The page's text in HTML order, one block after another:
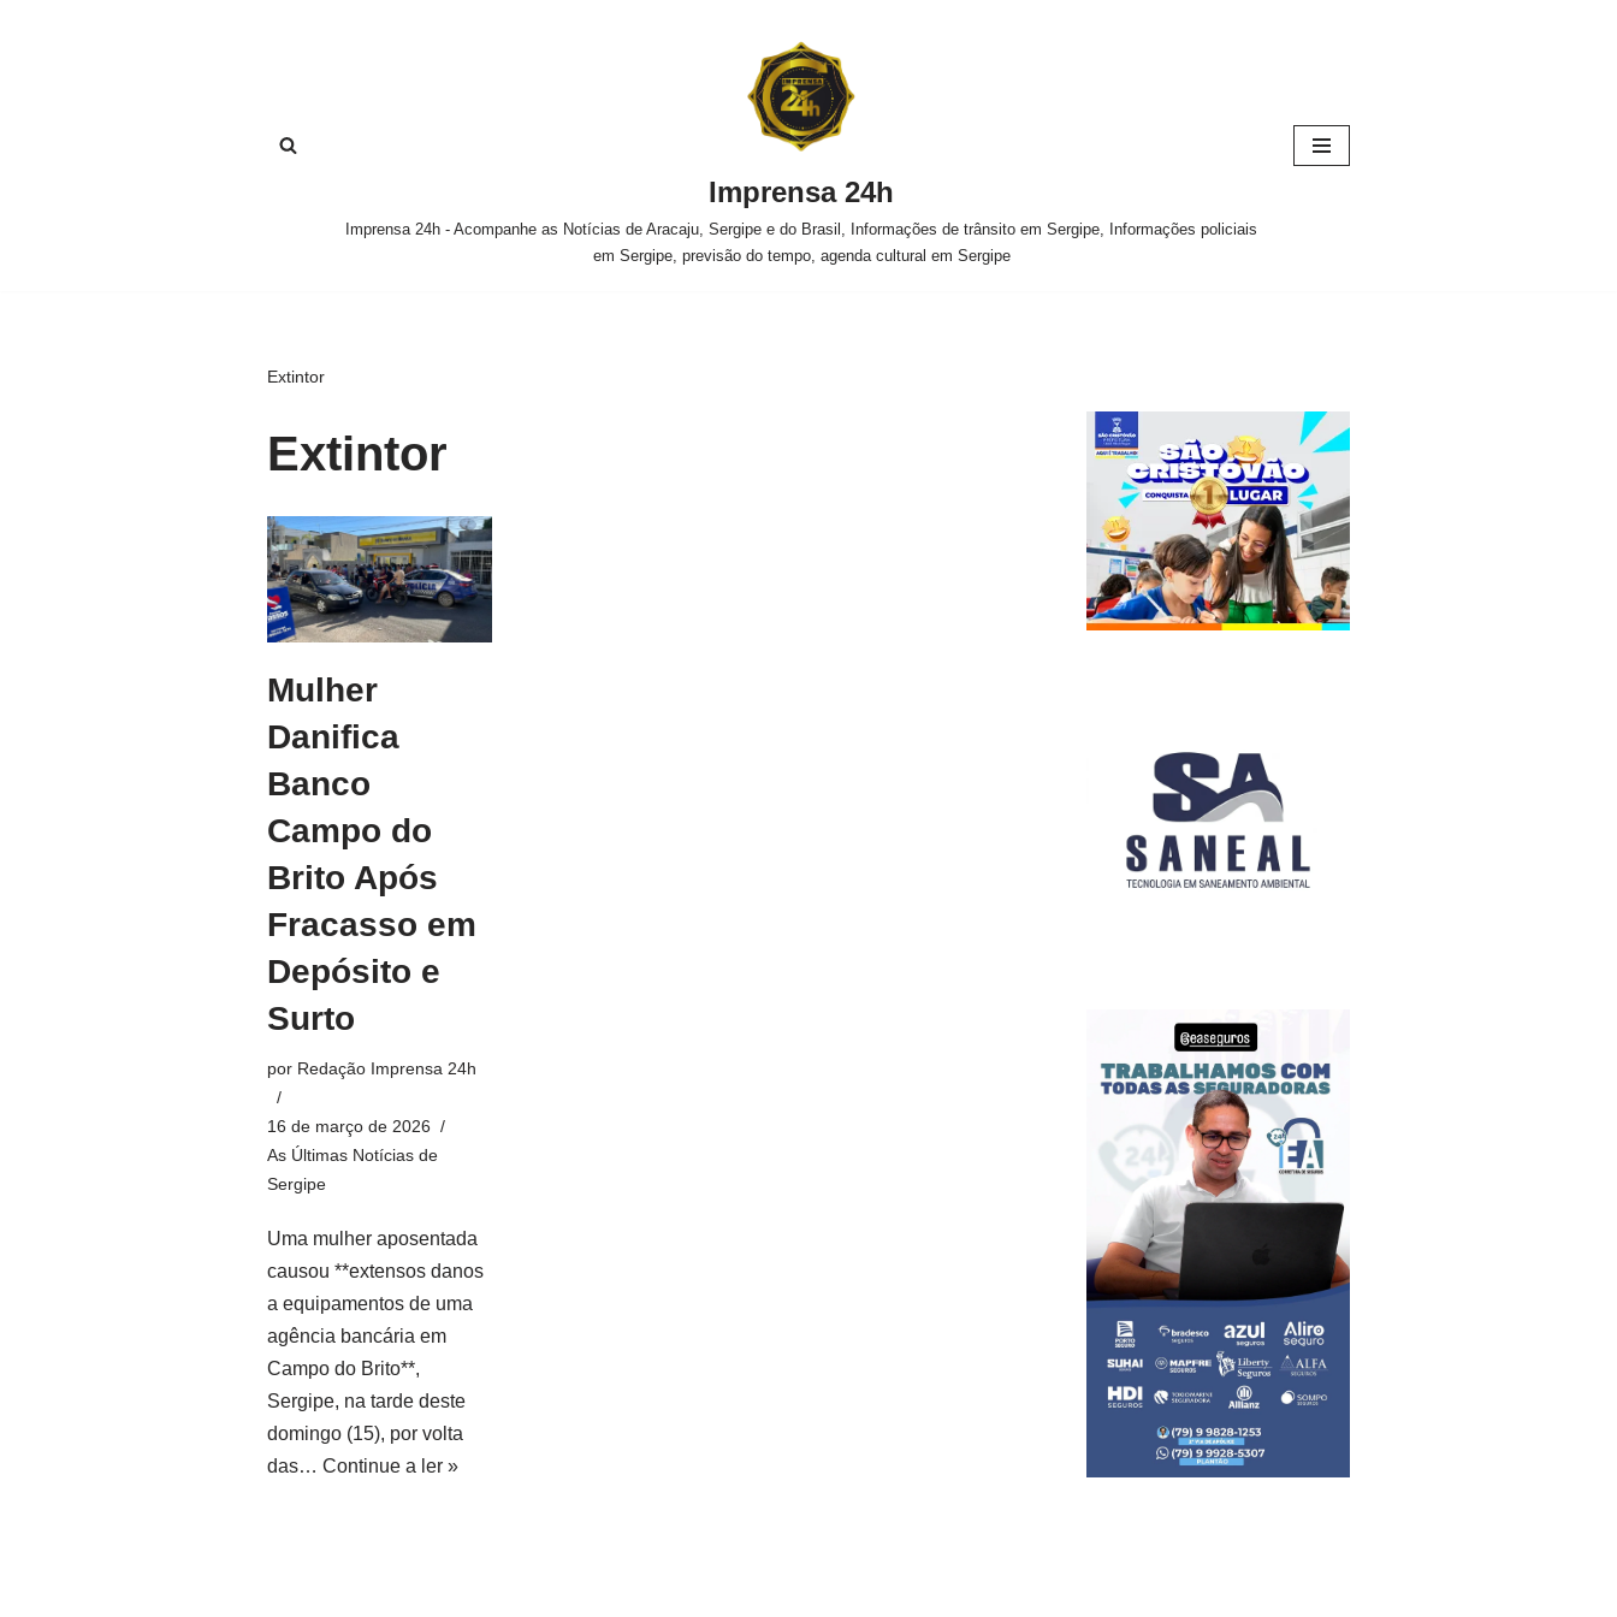
Imprensa 24h
Imprensa 24h - Acompanhe as Notícias de Aracaju, Sergipe e do Brasil, Informações de trânsito em Sergipe, Informações policiais
em Sergipe, previsão do tempo, agenda cultural em Sergipe
Extintor
Extintor
Mulher
Danifica
Banco
Campo do
Brito Após
Fracasso em
Depósito e
Surto
por Redação Imprensa 24h
16 de março de 2026
As Últimas Notícias de
Sergipe
Uma mulher aposentada
causou **extensos danos
a equipamentos de uma
agência bancária em
Campo do Brito**,
Sergipe, na tarde deste
domingo (15), por volta
das… Continue a ler »